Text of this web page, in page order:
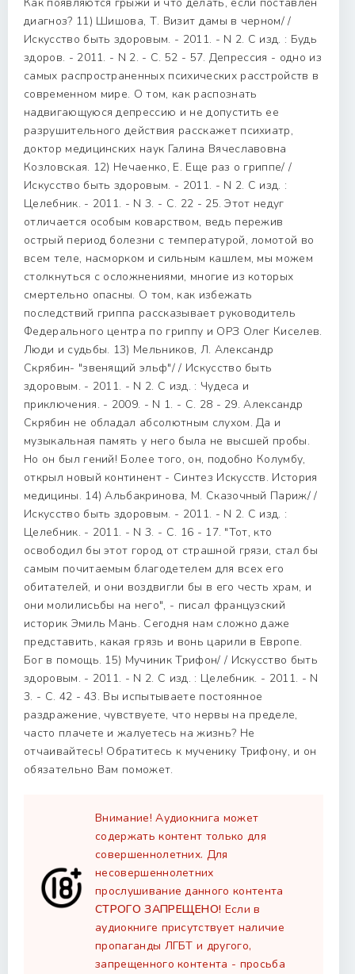
диагноз? 11) Шишова, Т. Визит дамы в черном/ /
Искусство быть здоровым. - 2011. - N 2. С изд. : Будь
здоров. - 2011. - N 2. - С. 52 - 57. Депрессия - одно из
самых распространенных психических расстройств в
современном мире. О том, как распознать
надвигающуюся депрессию и не допустить ее
разрушительного действия расскажет психиатр,
доктор медицинских наук Галина Вячеславовна
Козловская. 12) Нечаенко, Е. Еще раз о гриппе/ /
Искусство быть здоровым. - 2011. - N 2. С изд. :
Целебник. - 2011. - N 3. - С. 22 - 25. Этот недуг
отличается особым коварством, ведь пережив
острый период болезни с температурой, ломотой во
всем теле, насморком и сильным кашлем, мы можем
столкнуться с осложнениями, многие из которых
смертельно опасны. О том, как избежать
последствий гриппа рассказывает руководитель
Федерального центра по гриппу и ОРЗ Олег Киселев.
Люди и судьбы. 13) Мельников, Л. Александр
Скрябин- "звенящий эльф"/ / Искусство быть
здоровым. - 2011. - N 2. С изд. : Чудеса и
приключения. - 2009. - N 1. - С. 28 - 29. Александр
Скрябин не обладал абсолютным слухом. Да и
музыкальная память у него была не высшей пробы.
Но он был гений! Более того, он, подобно Колумбу,
открыл новый континент - Синтез Искусств. История
медицины. 14) Альбакринова, М. Сказочный Париж/ /
Искусство быть здоровым. - 2011. - N 2. С изд. :
Целебник. - 2011. - N 3. - С. 16 - 17. "Тот, кто
освободил бы этот город от страшной грязи, стал бы
самым почитаемым благодетелем для всех его
обитателей, и они воздвигли бы в его честь храм, и
они молилисьбы на него", - писал французский
историк Эмиль Мань. Сегодня нам сложно даже
представить, какая грязь и вонь царили в Европе.
Бог в помощь. 15) Мучиник Трифон/ / Искусство быть
здоровым. - 2011. - N 2. С изд. : Целебник. - 2011. - N
3. - С. 42 - 43. Вы испытываете постоянное
раздражение, чувствуете, что нервы на пределе,
часто плачете и жалуетесь на жизнь? Не
отчаивайтесь! Обратитесь к мученику Трифону, и он
обязательно Вам поможет.
Внимание! Аудиокнига может
содержать контент только для
совершеннолетних. Для
несовершеннолетних
прослушивание данного контента
СТРОГО ЗАПРЕЩЕНО! Если в
аудиокниге присутствует наличие
пропаганды ЛГБТ и другого,
запрещенного контента - просьба